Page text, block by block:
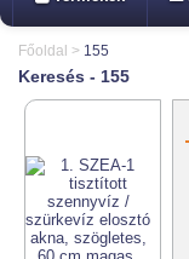
Főoldal > 155
Keresés - 155